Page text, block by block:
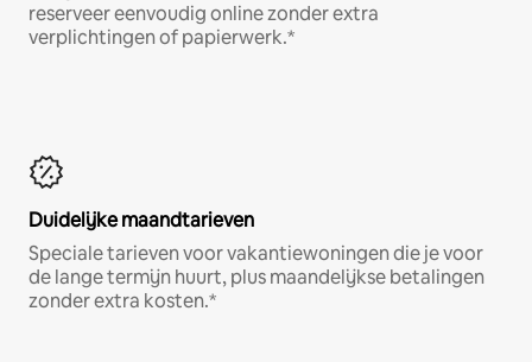
reserveer eenvoudig online zonder extra
verplichtingen of papierwerk.*
Duidelijke maandtarieven
Speciale tarieven voor vakantiewoningen die je voor
de lange termijn huurt, plus maandelijkse betalingen
zonder extra kosten.*